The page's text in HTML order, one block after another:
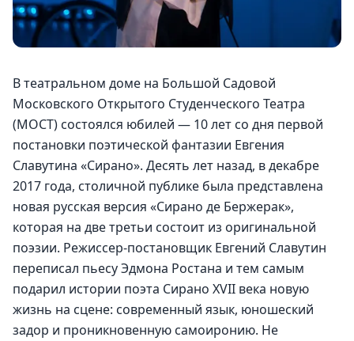
В театральном доме на Большой Садовой
Московского Открытого Студенческого Театра
(МОСТ) состоялся юбилей — 10 лет со дня первой
постановки поэтической фантазии Евгения
Славутина «Сирано». Десять лет назад, в декабре
2017 года, столичной публике была представлена
новая русская версия «Сирано де Бержерак»,
которая на две третьи состоит из оригинальной
поэзии. Режиссер-постановщик Евгений Славутин
переписал пьесу Эдмона Ростана и тем самым
подарил истории поэта Сирано XVII века новую
жизнь на сцене: современный язык, юношеский
задор и проникновенную самоиронию. Не